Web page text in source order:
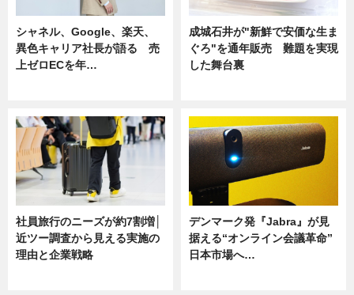
シャネル、Google、楽天、
異色キャリア社長が語る 売
上ゼロECを年…
成城石井が"新鮮で安価な生ま
ぐろ"を通年販売 難題を実現
した舞台裏
社員旅行のニーズが約7割増│
近ツー調査から見える実施の
理由と企業戦略
デンマーク発『Jabra』が見
据える“オンライン会議革命”
日本市場へ…